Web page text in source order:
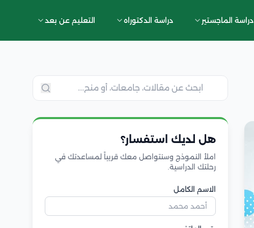
دراسة الماجستير دراسة الدكتوراه التعليم عن بعد
هل لديك استفسار؟
املأ النموذج وسنتواصل معك قريباً لمساعدتك في
رحلتك الدراسية.
الاسم الكامل